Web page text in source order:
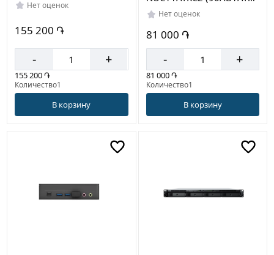
Нет оценок
155 200 ֏
- +
155 200 ֏
Количество1
В корзину
MB2120)
Нет оценок
81 000 ֏
- +
81 000 ֏
Количество1
В корзину